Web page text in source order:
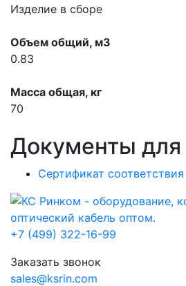
Изделие в сборе
Объем общий, м3
0.83
Масса общая, кг
70
Документы для
Сертификат соответствия
+7 (499) 322-16-99
Заказать звонок
sales@ksrin.com